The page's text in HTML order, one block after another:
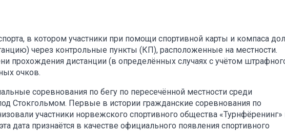
в котором участники при помощи спортивной карты и компаса
через контрольные пункты (КП), расположенные на местности.
прохождения дистанции (в определённых случаях с учётом
очков.
соревнования по бегу по пересечённой местности среди
Стокгольмом. Первые в истории гражданские соревнования по
участники норвежского спортивного общества «Турнфёренинг»
дата признаётся в качестве официального появления спортивного